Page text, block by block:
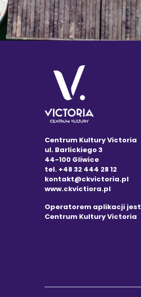
Centrum Kultury Victoria
ul. Barlickiego 3
44-100 Gliwice
tel. +48 32 444 28 12
kontakt@ckvictoria.pl
www.ckvictiora.pl
Operatorem aplikacji jest
Centrum Kultury Victoria